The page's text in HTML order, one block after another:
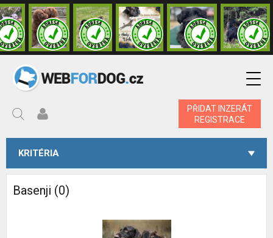
PŘIDAT INZERÁT
REGISTRACE
KRITÉRIA
Basenji (0)